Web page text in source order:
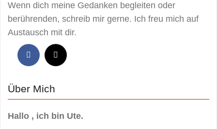
Wenn dich meine Gedanken begleiten oder
berührenden, schreib mir gerne. Ich freu mich auf
Austausch mit dir.
Über Mich
Hallo , ich bin Ute.